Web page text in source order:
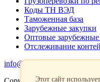
Коды ТН ВЭД
Таможенная база
Зарубежные закупки
Оптовые
Отслеживание
info@favorit-trans-import.ru
Этот сайт